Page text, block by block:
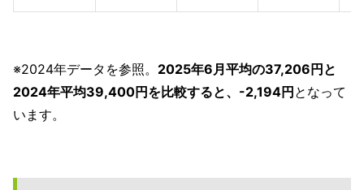
※2024年データを参照。 2025年6月平均の37,206円と
2024年平均39,400円を比較すると、-2,194円 となって
います。